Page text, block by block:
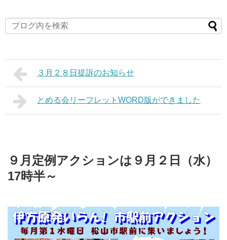
３月２８日提訴のお知らせ
とめる会リーフレットWORD版ができました
９月定例アクションは９月２日（水）
17時半～